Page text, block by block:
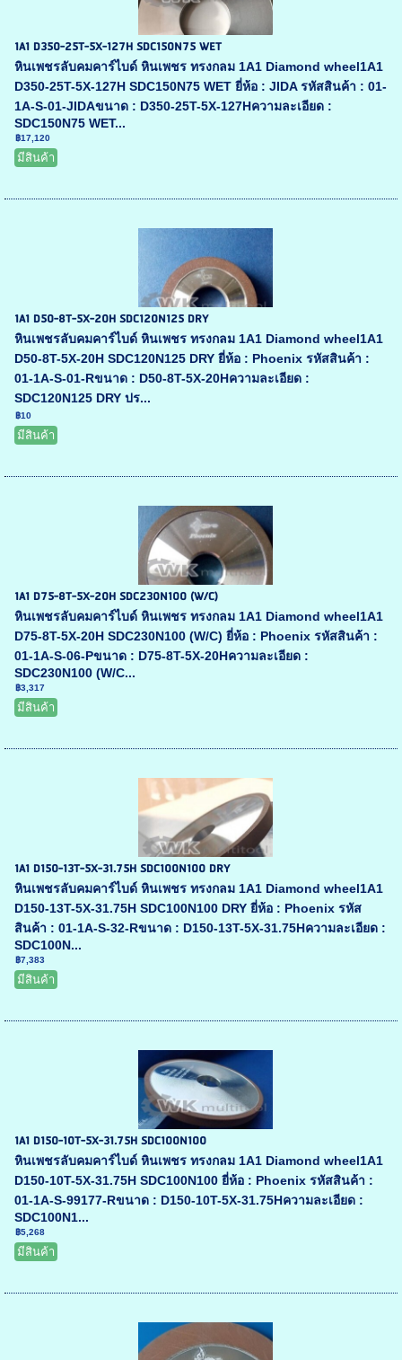
1A1 D350-25T-5X-127H SDC150N75 WET
หินเพชรลับคมคาร์ไบด์ หินเพชร ทรงกลม 1A1 Diamond wheel1A1
D350-25T-5X-127H SDC150N75 WET ยี่ห้อ : JIDA รหัสสินค้า : 01-
1A-S-01-JIDAขนาด : D350-25T-5X-127Hความละเอียด :
SDC150N75 WET...
฿17,120
มีสินค้า
1A1 D50-8T-5X-20H SDC120N125 DRY
หินเพชรลับคมคาร์ไบด์ หินเพชร ทรงกลม 1A1 Diamond wheel1A1
D50-8T-5X-20H SDC120N125 DRY ยี่ห้อ : Phoenix รหัสสินค้า :
01-1A-S-01-Rขนาด : D50-8T-5X-20Hความละเอียด :
SDC120N125 DRY ปร...
฿10
มีสินค้า
1A1 D75-8T-5X-20H SDC230N100 (W/C)
หินเพชรลับคมคาร์ไบด์ หินเพชร ทรงกลม 1A1 Diamond wheel1A1
D75-8T-5X-20H SDC230N100 (W/C) ยี่ห้อ : Phoenix รหัสสินค้า :
01-1A-S-06-Pขนาด : D75-8T-5X-20Hความละเอียด :
SDC230N100 (W/C...
฿3,317
มีสินค้า
1A1 D150-13T-5X-31.75H SDC100N100 DRY
หินเพชรลับคมคาร์ไบด์ หินเพชร ทรงกลม 1A1 Diamond wheel1A1
D150-13T-5X-31.75H SDC100N100 DRY ยี่ห้อ : Phoenix รหัส
สินค้า : 01-1A-S-32-Rขนาด : D150-13T-5X-31.75Hความละเอียด :
SDC100N...
฿7,383
มีสินค้า
1A1 D150-10T-5X-31.75H SDC100N100
หินเพชรลับคมคาร์ไบด์ หินเพชร ทรงกลม 1A1 Diamond wheel1A1
D150-10T-5X-31.75H SDC100N100 ยี่ห้อ : Phoenix รหัสสินค้า :
01-1A-S-99177-Rขนาด : D150-10T-5X-31.75Hความละเอียด :
SDC100N1...
฿5,268
มีสินค้า